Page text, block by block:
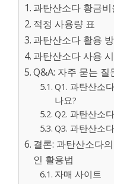
과탄산소다 황금
적정 사용량 표
과탄산소다 활용
과탄산소다 사용
Q&A: 자주 묻는 질
Q1. 과탄산소
나요?
Q2. 과탄산소
Q3. 과탄산소
결론: 과탄산소다
인 활용법
자매 사이트